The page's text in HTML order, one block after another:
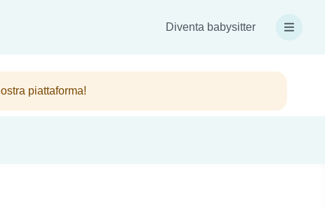
Diventa babysitter
piattaforma!